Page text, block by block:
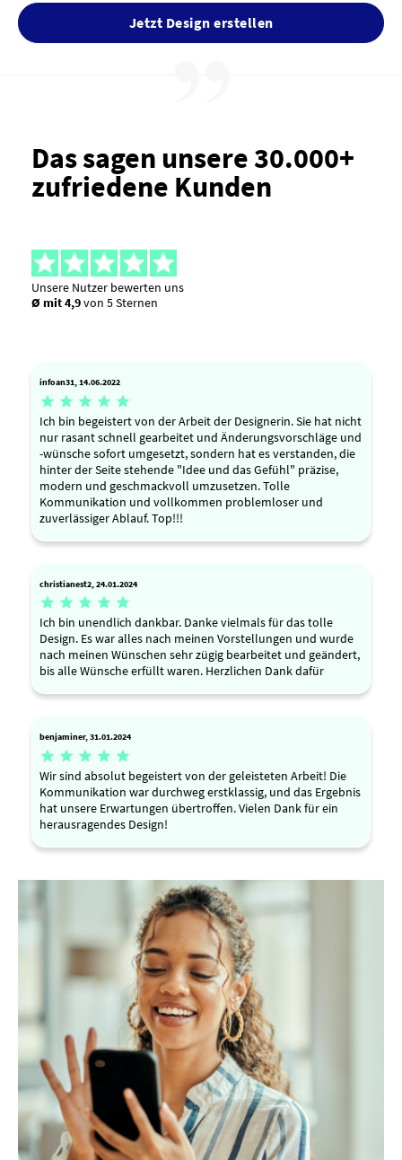
Jetzt Design erstellen
Das sagen unsere 30.000+
zufriedene Kunden
Unsere Nutzer bewerten uns
Ø mit 4,9von 5 Sternen
infoan31, 14.06.2022
    
Ich bin begeistert von der Arbeit der Designerin. Sie hat nicht
nur rasant schnell gearbeitet und Änderungsvorschläge und
-wünsche sofort umgesetzt, sondern hat es verstanden, die
hinter der Seite stehende "Idee und das Gefühl" präzise,
modern und geschmackvoll umzusetzen. Tolle
Kommunikation und vollkommen problemloser und
zuverlässiger Ablauf. Top!!!
christianest2, 24.01.2024
    
Ich bin unendlich dankbar. Danke vielmals für das tolle
Design. Es war alles nach meinen Vorstellungen und wurde
nach meinen Wünschen sehr zügig bearbeitet und geändert,
bis alle Wünsche erfüllt waren. Herzlichen Dank dafür
benjaminer, 31.01.2024
    
Wir sind absolut begeistert von der geleisteten Arbeit! Die
Kommunikation war durchweg erstklassig, und das Ergebnis
hat unsere Erwartungen übertroffen. Vielen Dank für ein
herausragendes Design!